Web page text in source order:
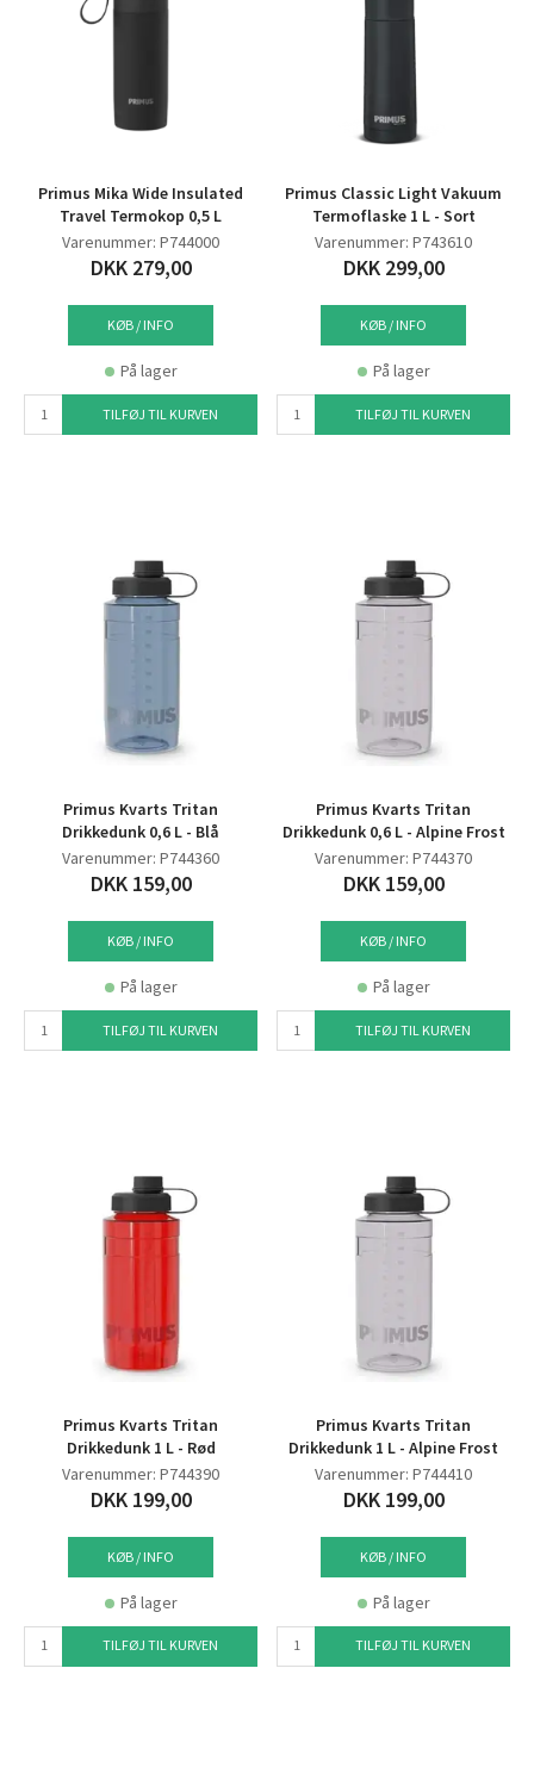
Primus Mika Wide Insulated
Travel Termokop 0,5 L
Varenummer: P744000
DKK 279,00
KØB / INFO
På lager
TILFØJ TIL KURVEN
Primus Classic Light Vakuum
Termoflaske 1 L - Sort
Varenummer: P743610
DKK 299,00
KØB / INFO
På lager
TILFØJ TIL KURVEN
Primus Kvarts Tritan
Drikkedunk 0,6 L - Blå
Varenummer: P744360
DKK 159,00
KØB / INFO
På lager
TILFØJ TIL KURVEN
Primus Kvarts Tritan
Drikkedunk 0,6 L - Alpine Frost
Varenummer: P744370
DKK 159,00
KØB / INFO
På lager
TILFØJ TIL KURVEN
Primus Kvarts Tritan
Drikkedunk 1 L - Rød
Varenummer: P744390
DKK 199,00
KØB / INFO
På lager
TILFØJ TIL KURVEN
Primus Kvarts Tritan
Drikkedunk 1 L - Alpine Frost
Varenummer: P744410
DKK 199,00
KØB / INFO
På lager
TILFØJ TIL KURVEN